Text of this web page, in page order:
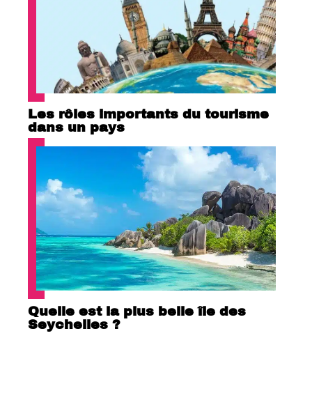
Les rôles importants du tourisme
dans un pays
Quelle est la plus belle île des
Seychelles ?